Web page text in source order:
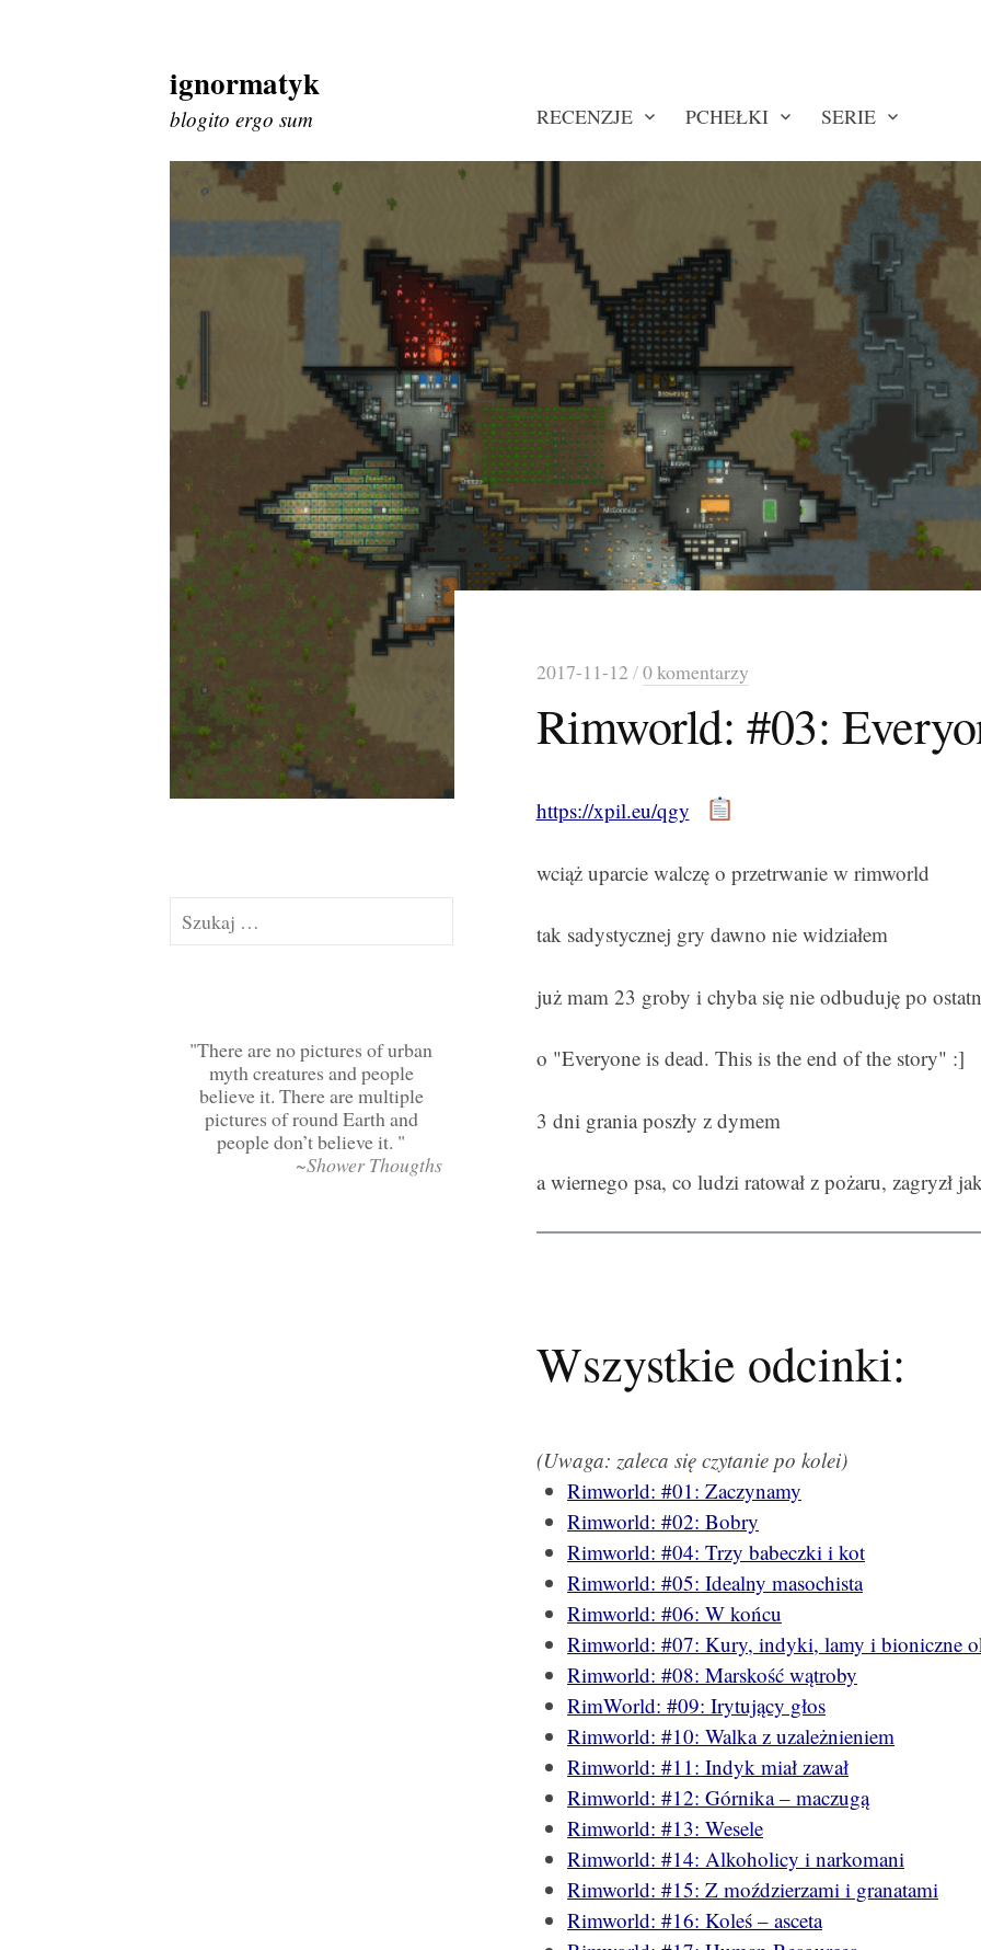
Skip
to
content
ignormatyk
blogito ergo sum RECENZJE PCHEŁKI SERIE
2017-11-12 /0 komentarzy
Rimworld: #03:
https://xpil.eu/qgy
wciąż uparcie walczę o przetrwanie w rimworld
tak sadystycznej gry dawno nie widziałem
już mam 23 groby i chyba się nie odbuduję po
o "Everyone is dead. This is the end of the story" :]
3 dni grania poszły z dymem
a wiernego psa, co ludzi ratował z pożaru, zagryzł
Wszystkie odcinki:
(Uwaga: zaleca się czytanie po kolei)
Rimworld: #01: Zaczynamy
Rimworld: #02: Bobry
Rimworld: #04: Trzy babeczki i kot
Rimworld: #05: Idealny masochista
Rimworld: #06: W końcu
Rimworld: #07: Kury, indyki, lamy i bioniczne
Rimworld: #08: Marskość wątroby
RimWorld: #09: Irytujący głos
Rimworld: #10: Walka z uzależnieniem
Rimworld: #11: Indyk miał zawał
Rimworld: #12: Górnika – maczugą
Rimworld: #13: Wesele
Rimworld: #14: Alkoholicy i narkomani
Rimworld: #15: Z moździerzami i granatami
Rimworld: #16: Koleś – asceta
Szukaj:
There are no pictures of urban
myth creatures and people
believe it. There are multiple
pictures of round Earth and
people don’t believe it.
~Shower Thougths